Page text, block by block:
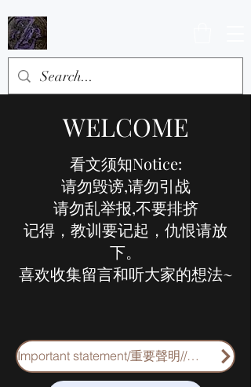
WELCOME
看文须知Notice:
请勿毁谤,请勿引战
请勿乱举报,不要排挤
记得，教训要记起，仇恨请放
下。
喜欢收集留言和听大家的想法~
Important statement/重要聲明//重要申明